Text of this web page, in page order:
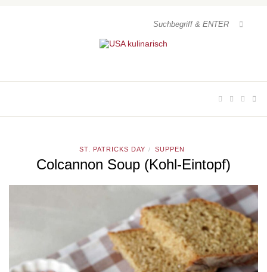
ST. PATRICKS DAY / SUPPEN
Colcannon Soup (Kohl-Eintopf)